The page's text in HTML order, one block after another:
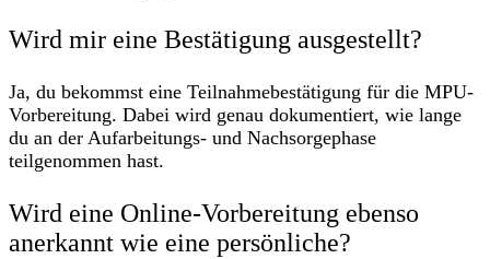
Wird mir eine Bestätigung ausgestellt?
Ja, du bekommst eine Teilnahmebestätigung für die MPU-
Vorbereitung. Dabei wird genau dokumentiert, wie lange
du an der Aufarbeitungs- und Nachsorgephase
teilgenommen hast.
Wird eine Online-Vorbereitung ebenso
anerkannt wie eine persönliche?